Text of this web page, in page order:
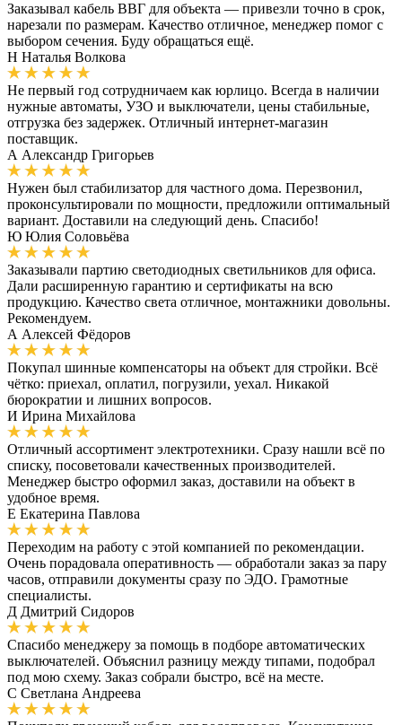
Заказывал кабель ВВГ для объекта — привезли точно в срок,
нарезали по размерам. Качество отличное, менеджер помог с
выбором сечения. Буду обращаться ещё.
Н Наталья Волкова
Не первый год сотрудничаем как юрлицо. Всегда в наличии
нужные автоматы, УЗО и выключатели, цены стабильные,
отгрузка без задержек. Отличный интернет-магазин
поставщик.
А Александр Григорьев
Нужен был стабилизатор для частного дома. Перезвонил,
проконсультировали по мощности, предложили оптимальный
вариант. Доставили на следующий день. Спасибо!
Ю Юлия Соловьёва
Заказывали партию светодиодных светильников для офиса.
Дали расширенную гарантию и сертификаты на всю
продукцию. Качество света отличное, монтажники довольны.
Рекомендуем.
А Алексей Фёдоров
Покупал шинные компенсаторы на объект для стройки. Всё
чётко: приехал, оплатил, погрузили, уехал. Никакой
бюрократии и лишних вопросов.
И Ирина Михайлова
Отличный ассортимент электротехники. Сразу нашли всё по
списку, посоветовали качественных производителей.
Менеджер быстро оформил заказ, доставили на объект в
удобное время.
Е Екатерина Павлова
Переходим на работу с этой компанией по рекомендации.
Очень порадовала оперативность — обработали заказ за пару
часов, отправили документы сразу по ЭДО. Грамотные
специалисты.
Д Дмитрий Сидоров
Спасибо менеджеру за помощь в подборе автоматических
выключателей. Объяснил разницу между типами, подобрал
под мою схему. Заказ собрали быстро, всё на месте.
С Светлана Андреева